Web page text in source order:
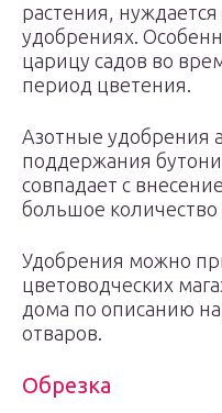
растения,
удобрениях.
царицу садов во
период цветения.
Азотные удобрения
поддержания
совпадает с
большое
Удобрения можно
цветоводческих
дома по описанию
отваров.
Обрезка